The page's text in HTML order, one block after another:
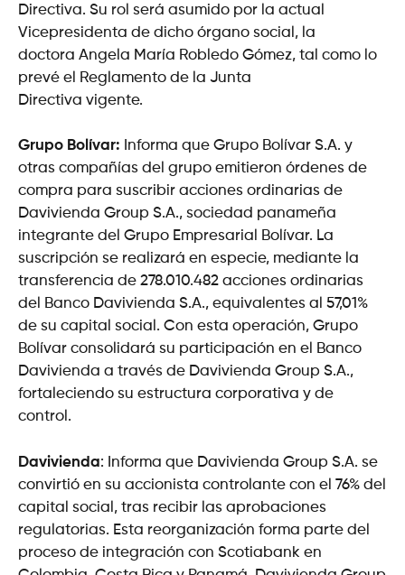
Directiva. Su rol será asumido por la actual
Vicepresidenta de dicho órgano social, la
doctora Angela María Robledo Gómez, tal como lo
prevé el Reglamento de la Junta
Directiva vigente.
Grupo Bolívar: Informa que Grupo Bolívar S.A. y
otras compañías del grupo emitieron órdenes de
compra para suscribir acciones ordinarias de
Davivienda Group S.A., sociedad panameña
integrante del Grupo Empresarial Bolívar. La
suscripción se realizará en especie, mediante la
transferencia de 278.010.482 acciones ordinarias
del Banco Davivienda S.A., equivalentes al 57,01%
de su capital social. Con esta operación, Grupo
Bolívar consolidará su participación en el Banco
Davivienda a través de Davivienda Group S.A.,
fortaleciendo su estructura corporativa y de
control.
Davivienda: Informa que Davivienda Group S.A. se
convirtió en su accionista controlante con el 76% del
capital social, tras recibir las aprobaciones
regulatorias. Esta reorganización forma parte del
proceso de integración con Scotiabank en